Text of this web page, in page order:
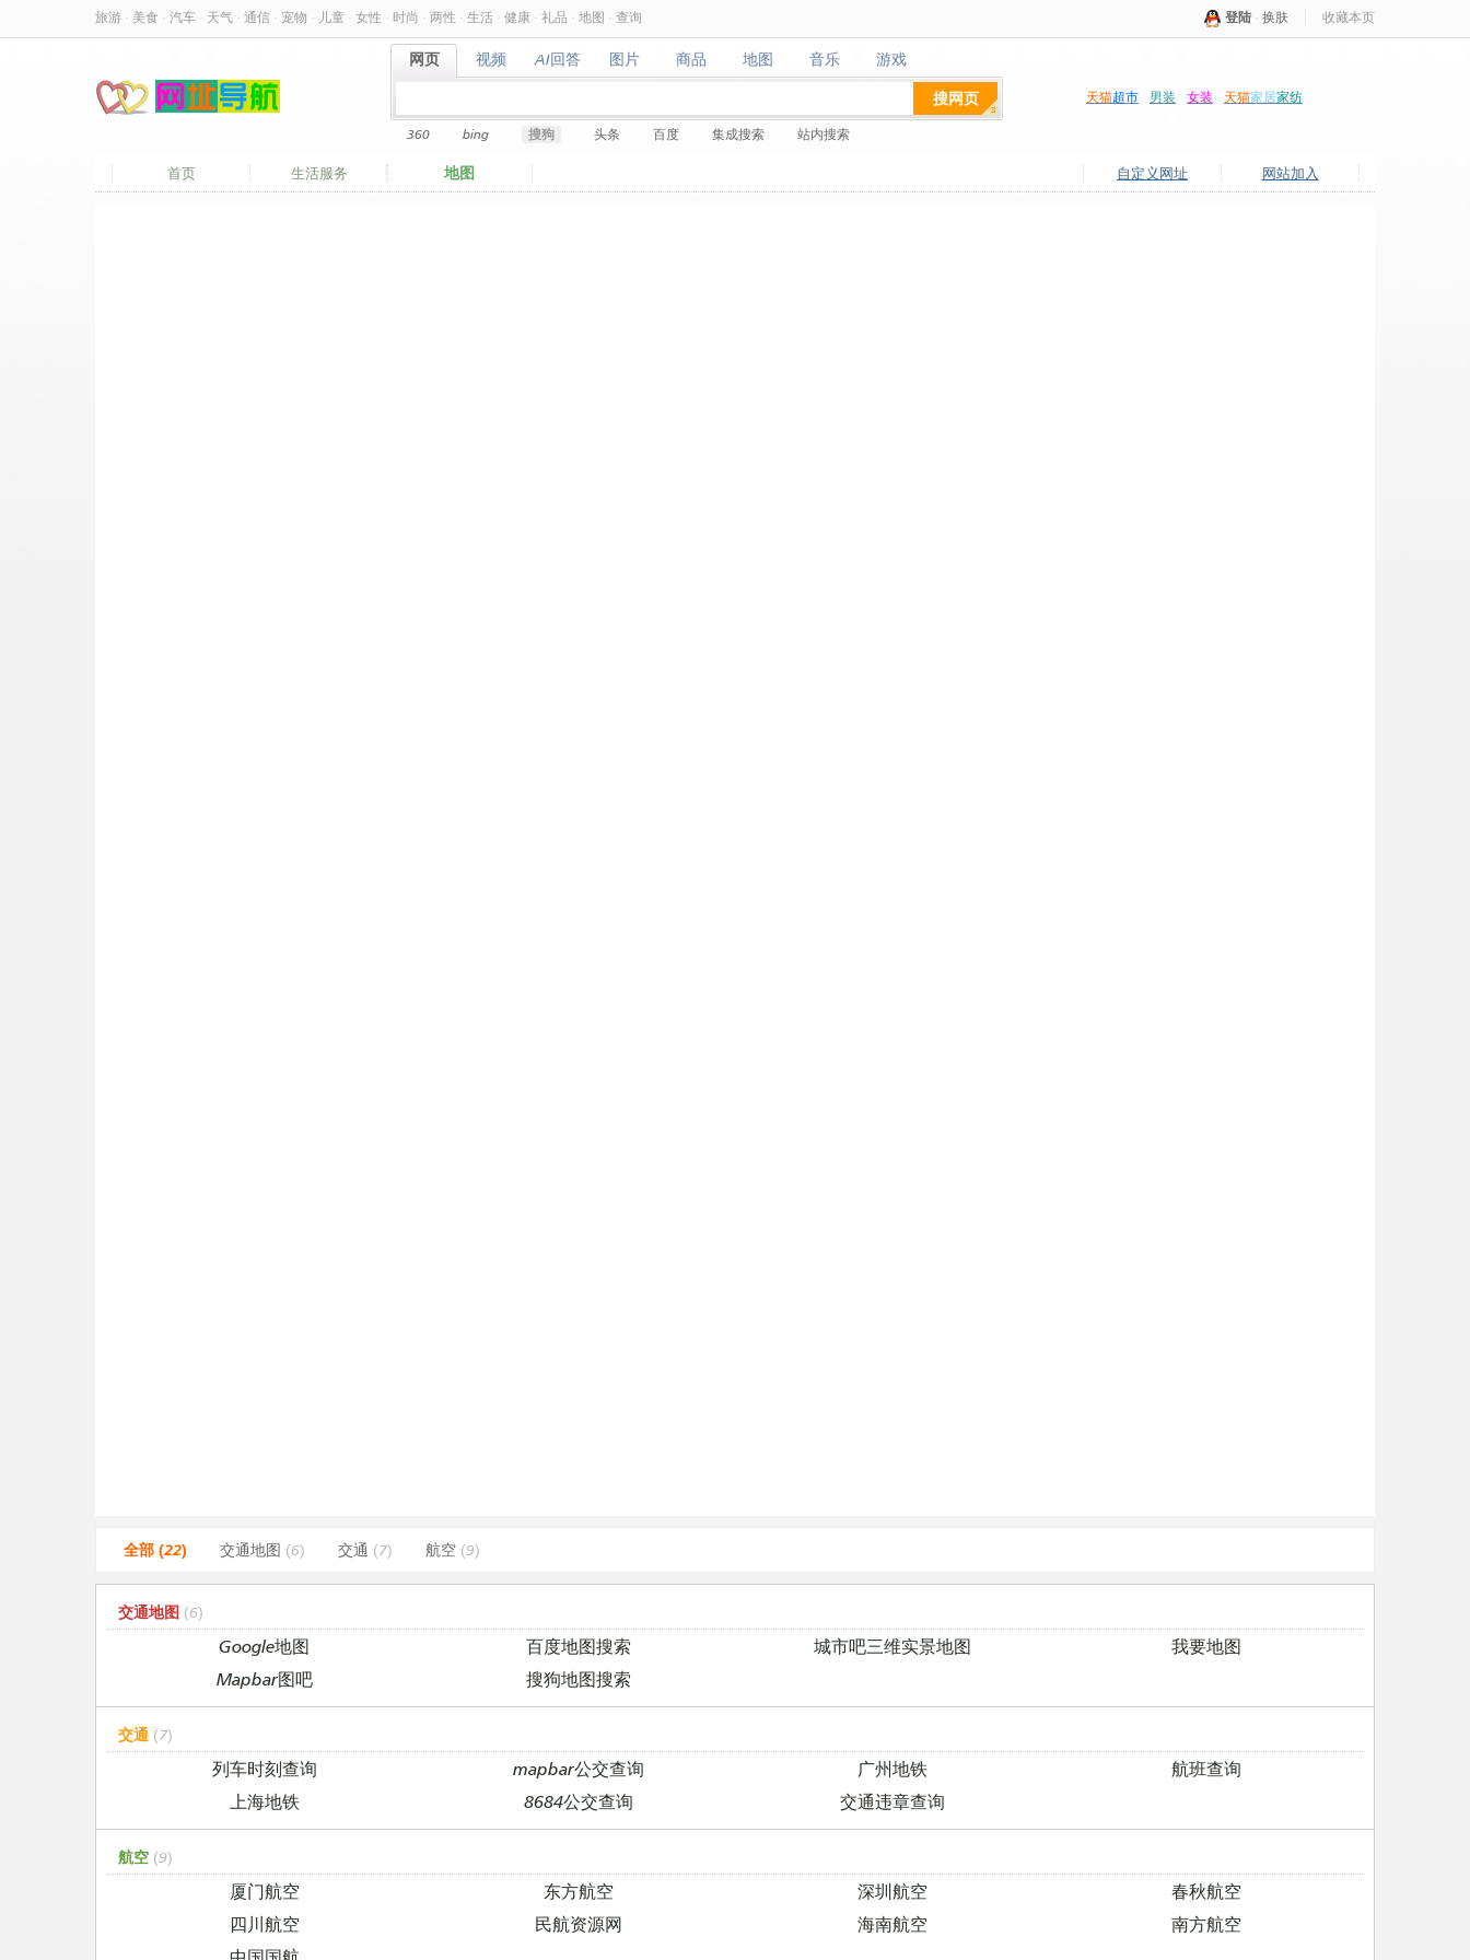
旅游 美食 汽车 天气 通信 宠物 儿童 女性 时尚 两性 生活 健康 礼品 地图 查询 登陆 换肤 收藏本页
网页
网页 视频
视频 AI回答
AI回答 图片
图片 商品
商品 地图
地图 音乐
音乐 游戏
游戏
搜网页
360 bing 搜狗 头条 百度 集成搜索 站内搜索
天猫超市 男装 女装 天猫家居家纺
网站加入
自定义网址
首页 生活服务 地图
全部 (22) 交通地图 (6) 交通 (7) 航空 (9)
交通地图 (6)
Google地图 百度地图搜索 城市吧三维实景地图
我要地图
Mapbar图吧
搜狗地图搜索
交通 (7)
列车时刻查询 mapbar公交查询 广州地铁
航班查询
上海地铁
8684公交查询 交通违章查询
航空 (9)
厦门航空 东方航空 深圳航空
春秋航空
四川航空
民航资源网 海南航空
南方航空